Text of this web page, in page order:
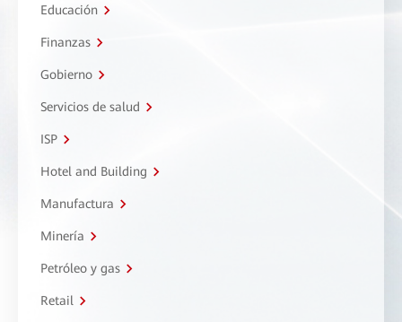
Educación
Finanzas
Gobierno
Servicios de salud
ISP
Hotel and Building
Manufactura
Minería
Petróleo y gas
Retail